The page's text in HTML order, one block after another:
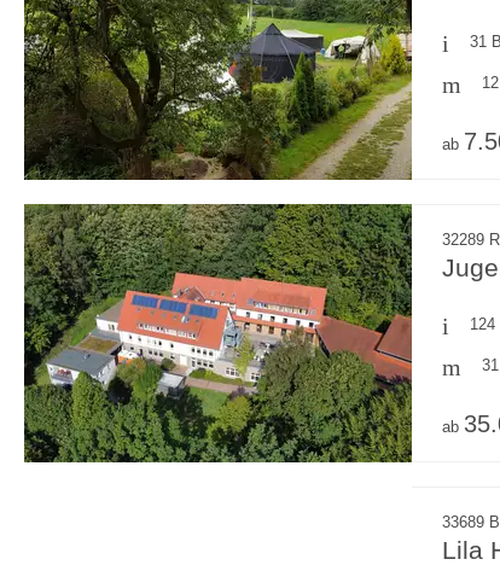
31
ab
32289
124
ab
33689
Lila